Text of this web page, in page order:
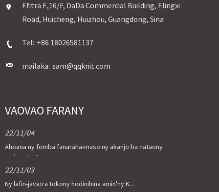
Efitra E,16/F, DaDa Commercial Building, Elingxi
Road, Huicheng, Huizhou, Guangdong, Sina
Tel: +86 18026581137
mailaka: sam@qqknit.com
VAOVAO FARANY
22/11/04
Ahoana ny fomba fanaraha-maso ny akanjo ba nataony
mahazatra?
22/11/03
Ny lafin-javatra tokony hodinihina amin'ny K...